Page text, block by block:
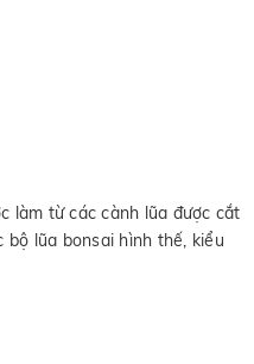
làm từ các cành lũa được cắt
lũa bonsai hình thế, kiểu